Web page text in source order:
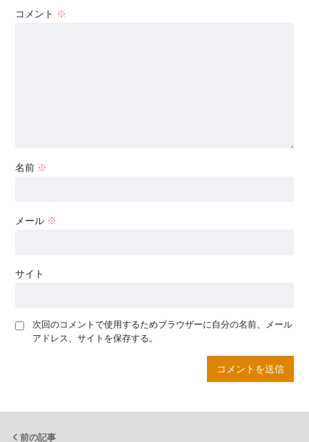
コメント ※
名前 ※
メール ※
サイト
次回のコメントで使用するためブラウザーに自分の名前、メール
アドレス、サイトを保存する。
前の記事